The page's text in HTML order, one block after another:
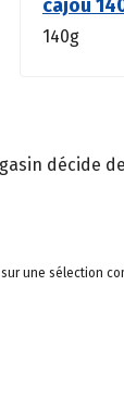
cajou
140g
décide
une